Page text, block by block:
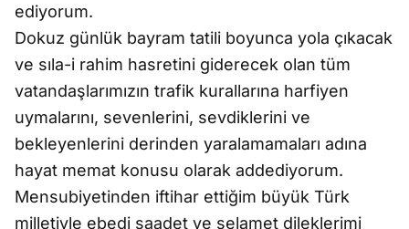
ediyorum.
Dokuz günlük bayram tatili boyunca yola çıkacak
ve sıla-i rahim hasretini giderecek olan tüm
vatandaşlarımızın trafik kurallarına harfiyen
uymalarını, sevenlerini, sevdiklerini ve
bekleyenlerini derinden yaralamamaları adına
hayat memat konusu olarak addediyorum.
Mensubiyetinden iftihar ettiğim büyük Türk
milletiyle ebedi saadet ve selamet dileklerimi